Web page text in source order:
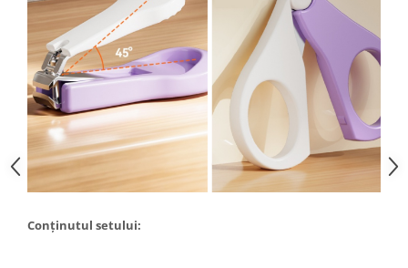
Proiectoare & lampi de lucru
Veioze si Lampi
Cantarire
Cantare comerciale
Cantare Corporale
Aparate de spalat cu presiune si
accesorii
Accesorii aparatele de spalat cu
Aparate de spalat cu presiune
Conținutul setului: